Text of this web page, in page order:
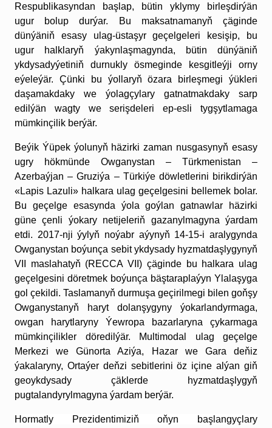
Respublikasyndan başlap, bütin yklymy birleşdirýän
ugur bolup durýar. Bu maksatnamanyň çäginde
dünýäniň esasy ulag-üstaşyr geçelgeleri kesişip, bu
ugur halklaryň ýakynlaşmagynda, bütin dünýäniň
ykdysadyýetiniň durnukly ösmeginde kesgitleýji orny
eýeleýär. Çünki bu ýollaryň özara birleşmegi ýükleri
daşamakdaky we ýolagçylary gatnatmakdaky sarp
edilýän wagty we serişdeleri ep-esli tygşytlamaga
mümkinçilik berýär.
Beýik Ýüpek ýolunyň häzirki zaman nusgasynyň esasy
ugry hökmünde Owganystan – Türkmenistan –
Azerbaýjan – Gruziýa – Türkiýe döwletlerini birikdirýän
«Lapis Lazuli» halkara ulag geçelgesini bellemek bolar.
Bu geçelge esasynda ýola goýlan gatnawlar häzirki
güne çenli ýokary netijeleriň gazanylmagyna ýardam
etdi. 2017-nji ýylyň noýabr aýynyň 14-15-i aralygynda
Owganystan boýunça sebit ykdysady hyzmatdaşlygynyň
VII maslahatyň (RECCA VII) çäginde bu halkara ulag
geçelgesini döretmek boýunça bäştaraplaýyn Ylalaşyga
gol çekildi. Taslamanyň durmuşa geçirilmegi bilen goňşy
Owganystanyň haryt dolanşygyny ýokarlandyrmaga,
owgan harytlaryny Ýewropa bazarlaryna çykarmaga
mümkinçilikler döredilýär. Multimodal ulag geçelge
Merkezi we Günorta Aziýa, Hazar we Gara deňiz
ýakalaryny, Ortaýer deňzi sebitlerini öz içine alýan giň
geoyk­dysady çäklerde hyzmatdaşlygyň
pugtalandyrylmagyna ýardam berýär.
Hormatly Prezidentimiziň oňyn başlangyçlary